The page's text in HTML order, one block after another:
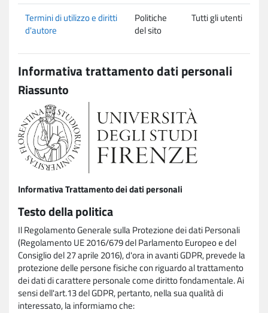
Termini di utilizzo e diritti
d'autore
Politiche
del sito
Tutti gli utenti
Informativa trattamento dati personali
Riassunto
Informativa Trattamento dei dati personali
Testo della politica
Il Regolamento Generale sulla Protezione dei dati Personali
(Regolamento UE 2016/679 del Parlamento Europeo e del
Consiglio del 27 aprile 2016), d'ora in avanti GDPR, prevede la
protezione delle persone fisiche con riguardo al trattamento
dei dati di carattere personale come diritto fondamentale. Ai
sensi dell'art.13 del GDPR, pertanto, nella sua qualità di
interessato, la informiamo che: